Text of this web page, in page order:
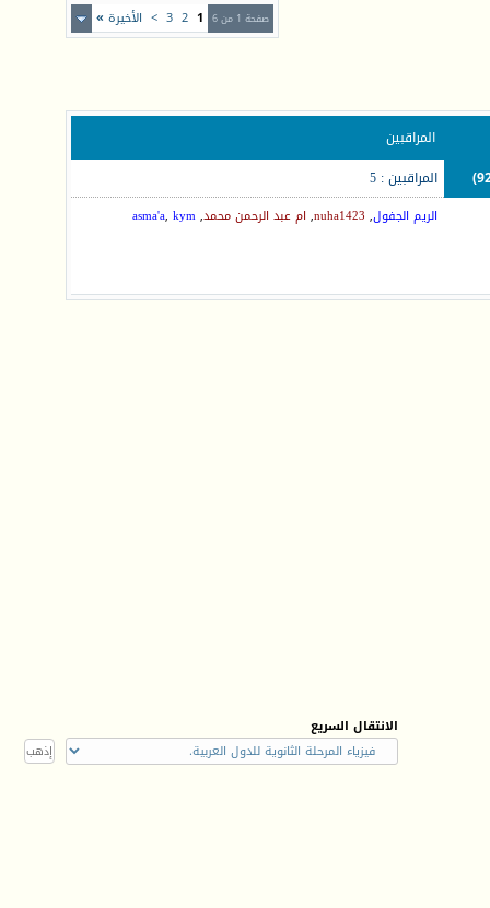
صفحة 1 من 6 1
2
3
> الأخيرة »
المراقبين
المراقبين : 5
الريم الجفول,
nuha1423
, ام عبد الرحمن محمد,
asma'a, kym
الانتقال السريع